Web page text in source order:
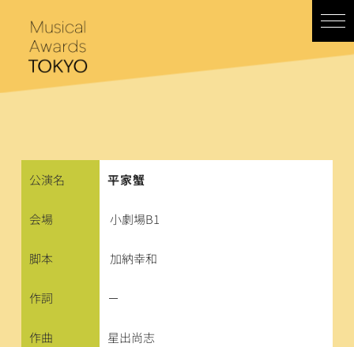
へ
公演名 平家蟹
会場 小劇場B1
脚本 加納幸和
作詞 －
作曲 星出尚志